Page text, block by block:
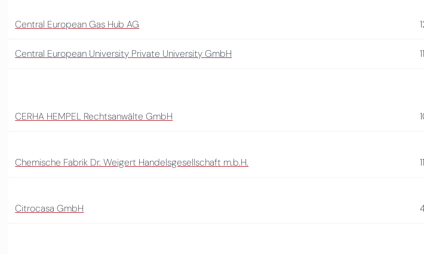
Central European Gas Hub AG
Central European University Private University GmbH
CERHA HEMPEL Rechtsanwälte GmbH
Chemische Fabrik Dr. Weigert Handelsgesellschaft m.b.H.
Citrocasa GmbH